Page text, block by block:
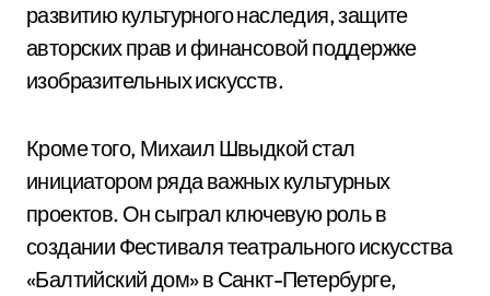
развитию культурного наследия, защите
авторских прав и финансовой поддержке
изобразительных искусств.
Кроме того, Михаил Швыдкой стал
инициатором ряда важных культурных
проектов. Он сыграл ключевую роль в
создании Фестиваля театрального искусства
«Балтийский дом» в Санкт-Петербурге,